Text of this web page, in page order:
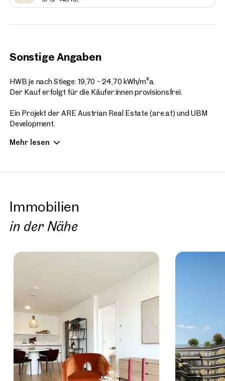
Sonstige Angaben
HWB je nach Stiege: 19,70 - 24,70 kWh/m²a.
Der Kauf erfolgt für die Käufer:innen provisionsfrei.
Ein Projekt der ARE Austrian Real Estate (are.at) und UBM
Development.
Wir erlauben uns auf das wirtschaftliche Naheverhältnis zum
Mehr lesen
Immobilien
in der Nähe